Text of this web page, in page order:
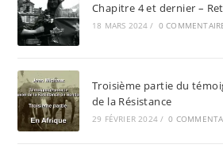
Chapitre 4 et dernier –
18 MARS 2024 / 0
Troisième partie du
de la Résistance
29 FÉVRIER 2024 / 0